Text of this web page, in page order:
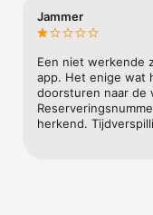
Met meer dan 25 jaar
de beste service voor
Jammer
Een niet werkende
app. Het enige wat
doorsturen naar de
herkend.